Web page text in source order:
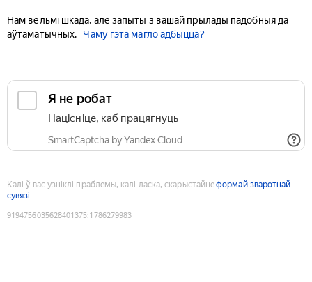
Нам вельмі шкада, але запыты з вашай прылады падобныя да
аўтаматычных.
Чаму гэта магло адбыцца?
Я не робат
Націсніце, каб працягнуць
SmartCaptcha by Yandex Cloud
Калі ў вас узніклі праблемы, калі ласка, скарыстайцеформай зваротнай
сувязі
9194756035628401375:1786279983